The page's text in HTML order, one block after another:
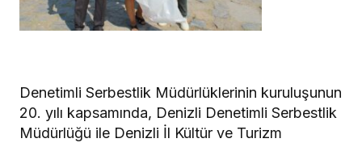
Denetimli Serbestlik Müdürlüklerinin kuruluşunun
20. yılı kapsamında, Denizli Denetimli Serbestlik
Müdürlüğü ile Denizli İl Kültür ve Turizm